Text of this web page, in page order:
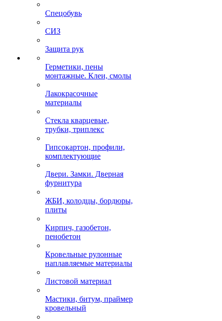
Спецобувь
СИЗ
Защита рук
Герметики, пены
монтажные. Клеи, смолы
Лакокрасочные
материалы
Стекла кварцевые,
трубки, триплекс
Гипсокартон, профили,
комплектующие
Двери. Замки. Дверная
фурнитура
ЖБИ, колодцы, бордюры,
плиты
Кирпич, газобетон,
пенобетон
Кровельные рулонные
наплавляемые материалы
Листовой материал
Мастики, битум, праймер
кровельный